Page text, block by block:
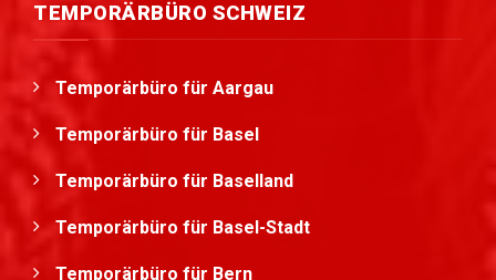
TEMPORÄRBÜRO SCHWEIZ
Temporärbüro für Aargau
Temporärbüro für Basel
Temporärbüro für Baselland
Temporärbüro für Basel-Stadt
Temporärbüro für Bern